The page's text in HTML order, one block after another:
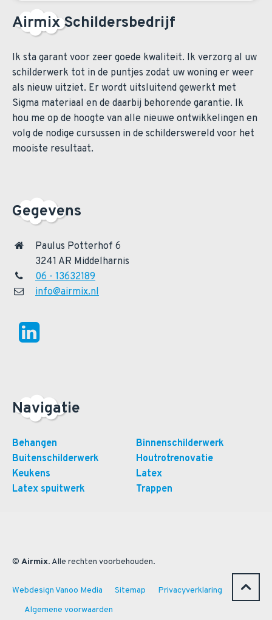
Airmix Schildersbedrijf
Ik sta garant voor zeer goede kwaliteit. Ik verzorg al uw
schilderwerk tot in de puntjes zodat uw woning er weer
als nieuw uitziet. Er wordt uitsluitend gewerkt met
Sigma materiaal en de daarbij behorende garantie. Ik
hou me op de hoogte van alle nieuwe ontwikkelingen en
volg de nodige cursussen in de schilderswereld voor het
mooiste resultaat.
Gegevens
Paulus Potterhof 6
3241 AR Middelharnis
06 - 13632189
info@airmix.nl
Navigatie
Behangen
Binnenschilderwerk
Buitenschilderwerk
Houtrotrenovatie
Keukens
Latex
Latex spuitwerk
Trappen
© Airmix. Alle rechten voorbehouden.
Webdesign Vanoo Media Sitemap
Privacyverklaring
Algemene voorwaarden